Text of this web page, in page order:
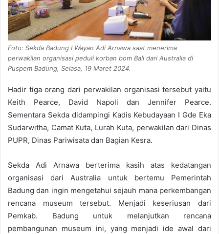
Foto: Sekda Badung I Wayan Adi Arnawa saat menerima
perwakilan organisasi peduli korban bom Bali dari Australia di
Puspem Badung, Selasa, 19 Maret 2024.
Hadir tiga orang dari perwakilan organisasi tersebut yaitu
Keith Pearce, David Napoli dan Jennifer Pearce.
Sementara Sekda didampingi Kadis Kebudayaan I Gde Eka
Sudarwitha, Camat Kuta, Lurah Kuta, perwakilan dari Dinas
PUPR, Dinas Pariwisata dan Bagian Kesra.
Sekda Adi Arnawa berterima kasih atas kedatangan
organisasi dari Australia untuk bertemu Pemerintah
Badung dan ingin mengetahui sejauh mana perkembangan
rencana museum tersebut. Menjadi keseriusan dari
Pemkab. Badung untuk melanjutkan rencana
pembangunan museum ini, yang menjadi ide awal dari